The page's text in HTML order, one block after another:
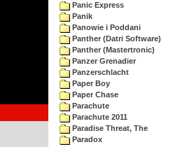
Panic Express
Panik
Panowie i Poddani
Panther (Datri Software)
Panther (Mastertronic)
Panzer Grenadier
Panzerschlacht
Paper Boy
Paper Chase
Parachute
Parachute 2011
Paradise Threat, The
Paradox